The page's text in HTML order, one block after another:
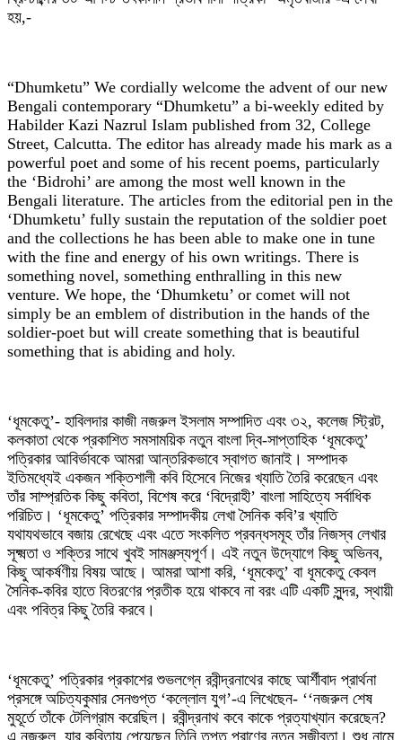
হয়,-
“Dhumketu” We cordially welcome the advent of our new
Bengali contemporary “Dhumketu” a bi-weekly edited by
Habilder Kazi Nazrul Islam published from 32, College
Street, Calcutta. The editor has already made his mark as a
powerful poet and some of his recent poems, particularly
the ‘Bidrohi’ are among the most well known in the
Bengali literature. The articles from the editorial pen in the
‘Dhumketu’ fully sustain the reputation of the soldier poet
and the collections he has been able to make one in tune
with the fine and energy of his own writings. There is
something novel, something enthralling in this new
venture. We hope, the ‘Dhumketu’ or comet will not
simply be an emblem of distribution in the hands of the
soldier-poet but will create something that is beautiful
something that is abiding and holy.
‘ধূমকেতু’- হাবিলদার কাজী নজরুল ইসলাম সম্পাদিত এবং ৩২, কলেজ স্ট্রিট,
কলকাতা থেকে প্রকাশিত সমসাময়িক নতুন বাংলা দ্বি-সাপ্তাহিক ‘ধূমকেতু’
পত্রিকার আবির্ভাবকে আমরা আন্তরিকভাবে স্বাগত জানাই। সম্পাদক
ইতিমধ্যেই একজন শক্তিশালী কবি হিসেবে নিজের খ্যাতি তৈরি করেছেন এবং
তাঁর সাম্প্রতিক কিছু কবিতা, বিশেষ করে ‘বিদ্রোহী’ বাংলা সাহিত্যে সর্বাধিক
পরিচিত। ‘ধূমকেতু’ পত্রিকার সম্পাদকীয় লেখা সৈনিক কবি’র খ্যাতি
যথাযথভাবে বজায় রেখেছে এবং এতে সংকলিত প্রবন্ধসমূহ তাঁর নিজস্ব লেখার
সূক্ষ্মতা ও শক্তির সাথে খুবই সামঞ্জস্যপূর্ণ। এই নতুন উদ্যোগে কিছু অভিনব,
কিছু আকর্ষণীয় বিষয় আছে। আমরা আশা করি, ‘ধূমকেতু’ বা ধূমকেতু কেবল
সৈনিক-কবির হাতে বিতরণের প্রতীক হয়ে থাকবে না বরং এটি একটি সুন্দর, স্থায়ী
এবং পবিত্র কিছু তৈরি করবে।
‘ধূমকেতু’ পত্রিকার প্রকাশের শুভলগ্নে রবীন্দ্রনাথের কাছে আর্শীবাদ প্রার্থনা
প্রসঙ্গে অচিত্যকুমার সেনগুপ্ত ‘কল্লোল যুগ’-এ লিখেছেন- ‘‘নজরুল শেষ
মুহূর্তে তাঁকে টেলিগ্রাম করেছিল। রবীন্দ্রনাথ কবে কাকে প্রত্যাখ্যান করেছেন?